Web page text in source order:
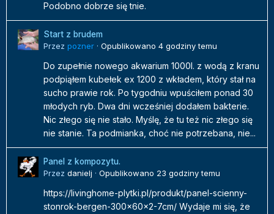
Podobno dobrze się tnie.
Start z brudem
Przez pozner · Opublikowano 4 godziny temu
Do zupełnie nowego akwarium 1000l. z wodą z kranu
podpiąłem kubełek ex 1200 z wkładem, który stał na
sucho prawie rok. Po tygodniu wpuściłem ponad 30
młodych ryb. Dwa dni wcześniej dodałem bakterie.
Nic złego się nie stało. Myślę, że tu też nic złego się
nie stanie. Ta podmianka, choć nie potrzebana, nie...
Panel z kompozytu.
Przez danielj · Opublikowano 23 godziny temu
https://livinghome-plytki.pl/produkt/panel-scienny-
stonrok-bergen-300x60x2-7cm/ Wydaje mi się, że